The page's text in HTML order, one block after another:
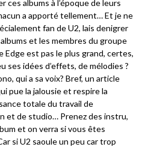
ces albums à l’époque de leurs
a apporté tellement… Et je ne
fan de U2, lais denigrer
et les membres du groupe
Edge est pas le plus grand, certes,
ses idées d’effets, de mélodies ?
qui a sa voix? Bref, un article
pue la jalousie et respire la
totale du travail de
et de studio… Prenez des instru,
et on verra si vous êtes
si U2 saoule un peu car trop